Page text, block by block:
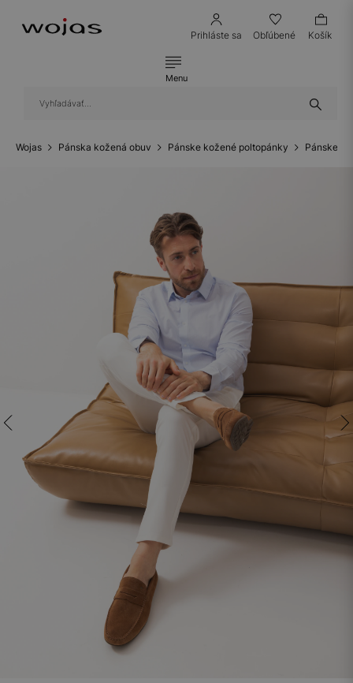
Prihláste sa Obľúbené Košík
Menu
Wojas Pánska kožená obuv Pánske kožené poltopánky Pánske